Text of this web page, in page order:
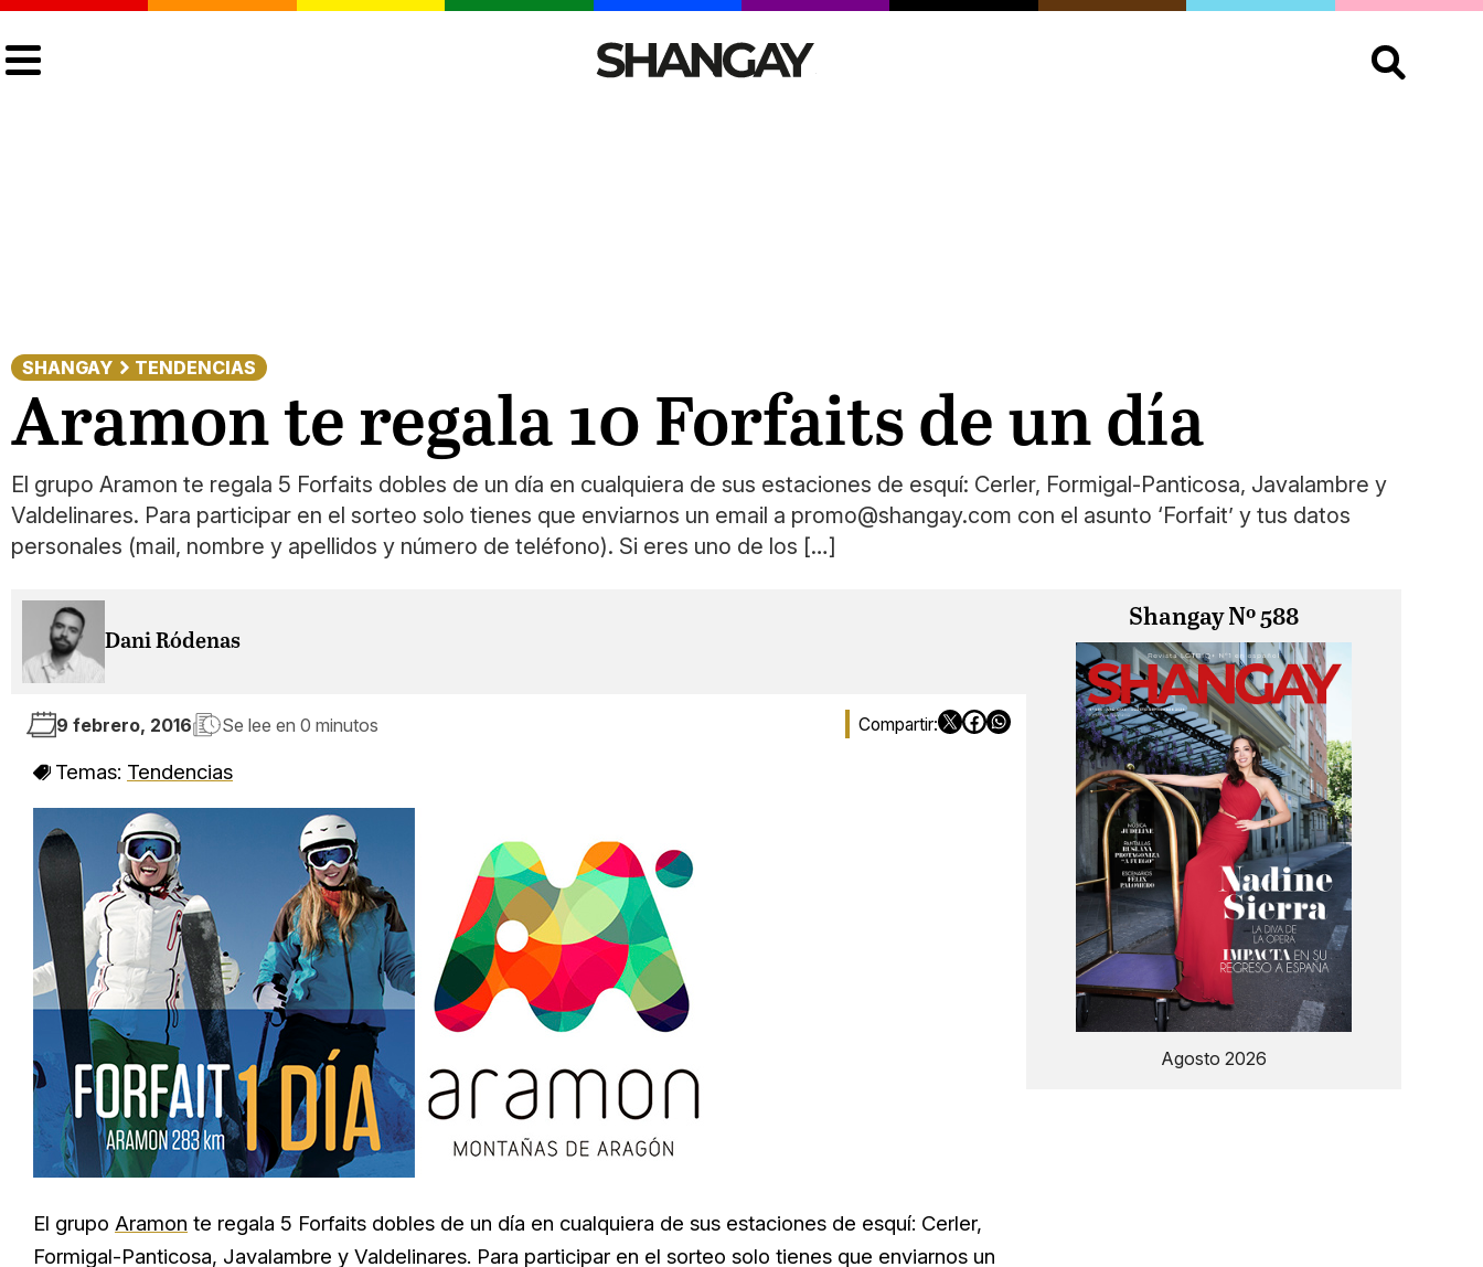
Buscar:
SHANGAY TENDENCIAS
Aramon te regala 10 Forfaits de un día
El grupo Aramon te regala 5 Forfaits dobles de un día en cualquiera de sus estaciones de esquí: Cerler, Formigal-Panticosa, Javalambre y
Valdelinares. Para participar en el sorteo solo tienes que enviarnos un email a promo@shangay.com con el asunto ‘Forfait’ y tus datos
personales (mail, nombre y apellidos y número de teléfono). Si eres uno de los […]
Dani Ródenas
9 febrero, 2016 Se lee en 0 minutos
Temas: Tendencias
El grupo Aramon te regala 5 Forfaits dobles de un día en cualquiera de sus estaciones de esquí: Cerler,
Formigal-Panticosa, Javalambre y Valdelinares. Para participar en el sorteo solo tienes que enviarnos un
Shangay Nº 588
Agosto 2026